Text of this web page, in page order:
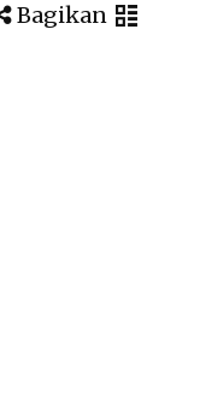
Bagikan